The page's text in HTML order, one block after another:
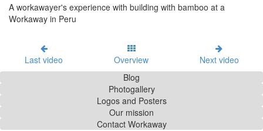
A workawayer's experience with building with bamboo at a
Workaway in Peru
Last video Overview
Next video
Blog
Photogallery
Logos and Posters
Our mission
Contact Workaway